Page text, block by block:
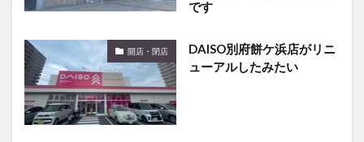
です
開店・閉店
DAISO別府餅ケ浜店がリニ
ューアルしたみたい